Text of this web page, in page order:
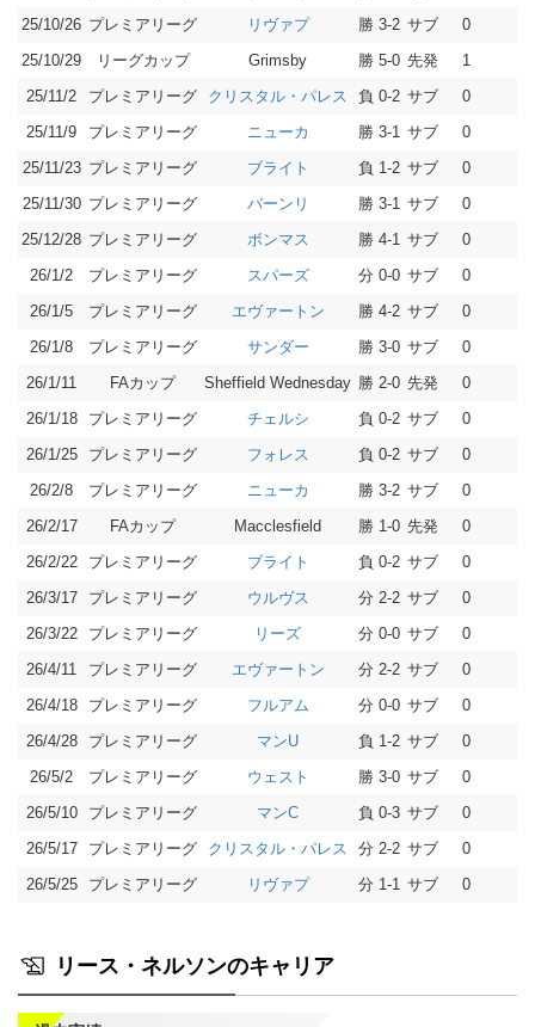
25/10/26 プレミアリーグ リヴァプ 勝 3-2 サブ 0
25/10/29
リーグカップ Grimsby 勝 5-0 先発 1
25/11/2
プレミアリーグ クリスタル・パレス 負 0-2 サブ 0
25/11/9
プレミアリーグ ニューカ 勝 3-1 サブ 0
25/11/23 プレミアリーグ ブライト 負 1-2 サブ 0
25/11/30 プレミアリーグ バーンリ 勝 3-1 サブ 0
25/12/28 プレミアリーグ ボンマス 勝 4-1 サブ 0
26/1/2
プレミアリーグ スパーズ 分 0-0 サブ 0
26/1/5
プレミアリーグ エヴァートン 勝 4-2 サブ 0
26/1/8
プレミアリーグ サンダー 勝 3-0 サブ 0
26/1/11
FAカップ Sheffield Wednesday 勝 2-0 先発 0
26/1/18
プレミアリーグ チェルシ 負 0-2 サブ 0
26/1/25
プレミアリーグ フォレス 負 0-2 サブ 0
26/2/8
プレミアリーグ ニューカ 勝 3-2 サブ 0
26/2/17
FAカップ Macclesfield 勝 1-0 先発 0
26/2/22
プレミアリーグ ブライト 負 0-2 サブ 0
26/3/17
プレミアリーグ ウルヴス 分 2-2 サブ 0
26/3/22
プレミアリーグ リーズ 分 0-0 サブ 0
26/4/11
プレミアリーグ エヴァートン 分 2-2 サブ 0
26/4/18
プレミアリーグ フルアム 分 0-0 サブ 0
26/4/28
プレミアリーグ マンU 負 1-2 サブ 0
26/5/2
プレミアリーグ ウェスト 勝 3-0 サブ 0
26/5/10
プレミアリーグ マンC 負 0-3 サブ 0
26/5/17
プレミアリーグ クリスタル・パレス 分 2-2 サブ 0
26/5/25
プレミアリーグ リヴァプ 分 1-1 サブ 0
リース・ネルソンのキャリア